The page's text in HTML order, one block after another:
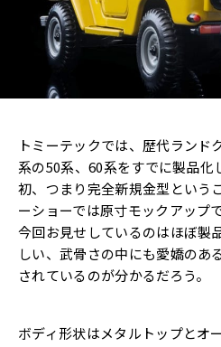
トミーテックでは、歴代ランド
系の50系、60系をすでに製品
初、つまり完全新規金型という
ーショーでは原寸モックアップ
今回お見せしているのはほぼ製
しい、武骨さの中にも愛嬌のあ
されているのが分かるだろう。
ボディ形状はメタルトップとオ